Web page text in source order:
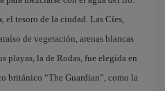
, el tesoro de la ciudad. Las Cíes,
de vegetación, arenas blancas
playas, la de Rodas, fue elegida en
británico “The Guardian”, como la